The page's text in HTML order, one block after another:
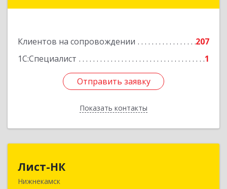
Клиентов на сопровождении
207
1С:Специалист
1
Отправить заявку
Показать контакты
Отправить заявку
Назад
Лист-НК
Нижнекамск
423585, Татарстан Респ, Нижнекамский р-н,